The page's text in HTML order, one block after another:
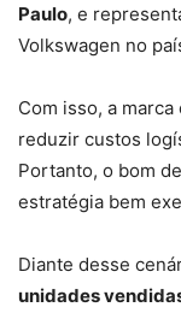
Paulo, e
Volkswagen no
Com isso, a
reduzir custos
Portanto, o bom
estratégia bem
Diante desse
unidades